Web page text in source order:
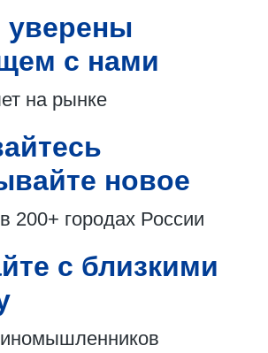
уверены
с нами
на рынке
новое
200+ городах России
с близкими